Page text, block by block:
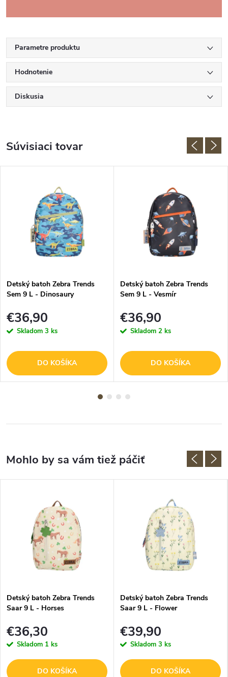
Parametre produktu
Hodnotenie
Diskusia
Súvisiaci tovar
Detský batoh Zebra Trends
Sem 9 L - Dinosaury
€36,90
Skladom 3 ks
DO KOŠÍKA
Detský batoh Zebra Trends
Sem 9 L - Vesmír
€36,90
Skladom 2 ks
DO KOŠÍKA
Detský batoh Zebra Trends
Saar 9 L - Horses
€36,30
Skladom 1 ks
DO KOŠÍKA
Detský batoh Zebra Trends
Saar 9 L - Flower
€39,90
Skladom 3 ks
DO KOŠÍKA